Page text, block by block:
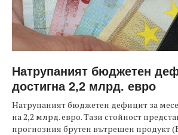
Натрупаният бюджетен
достигна 2,2 млрд. евро
Натрупаният бюджетен дефицит за
на 2,2 млрд. евро. Тази стойност
прогнозния брутен вътрешен продукт